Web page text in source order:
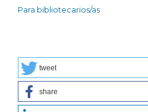
Para bibliotecarios/as
tweet
share